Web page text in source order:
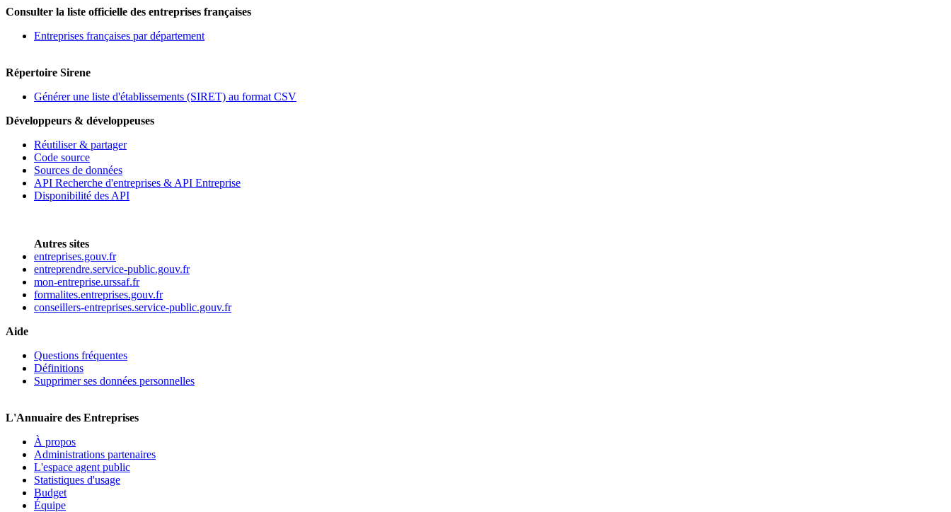
Consulter la liste officielle des entreprises françaises
Entreprises françaises par département
Répertoire Sirene
Générer une liste d'établissements (SIRET) au format CSV
Développeurs & développeuses
Réutiliser & partager
Code source
Sources de données
API Recherche d'entreprises & API Entreprise
Disponibilité des API
Autres sites
entreprises.gouv.fr
entreprendre.service-public.gouv.fr
mon-entreprise.urssaf.fr
formalites.entreprises.gouv.fr
conseillers-entreprises.service-public.gouv.fr
Aide
Questions fréquentes
Définitions
Supprimer ses données personnelles
L'Annuaire des Entreprises
À propos
Administrations partenaires
L'espace agent public
Statistiques d'usage
Budget
Équipe